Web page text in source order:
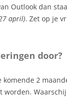
Outlook dan
april). Zet op je
door?
2
worden.